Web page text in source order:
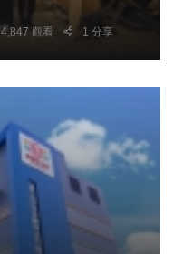
4,847 觀看 1 分享